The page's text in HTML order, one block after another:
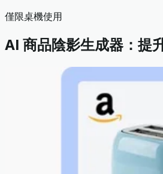
僅限桌機使用
AI 商品陰影生成器：提